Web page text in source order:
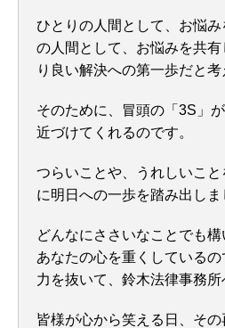
ひとりの人間として、お悩み
の人間として、お悩みを共
り良い解決への第一歩だと考
そのために、冒頭の「3S」
近づけてくれるのです。
つらいことや、うれしいこ
に明日への一歩を踏み出しま
どんなにささいなことでも
あなたの心を重くしている
力を抜いて、鈴木法律事務所
皆様が心から笑える日、そ